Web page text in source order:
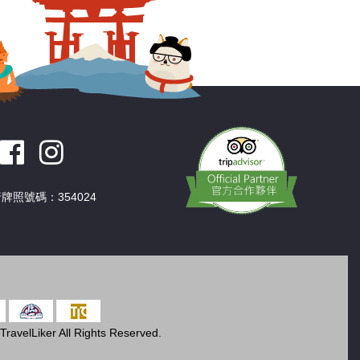
照號碼：354024
All Rights Reserved.